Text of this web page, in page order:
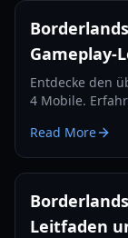
Gameplay-
Entdecke den
4 Mobile.
Anforderungen
2026.
Read More
Leitfaden